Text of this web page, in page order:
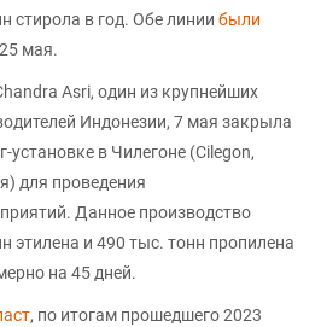
стирола в год. Обе линии были
мая.
Asri, один из крупнейших
Индонезии, 7 мая закрыла
установке в Чилегоне (Cilegon,
для проведения
Данное производство
этилена и 490 тыс. тонн пропилена
на 45 дней.
, по итогам прошедшего 2023